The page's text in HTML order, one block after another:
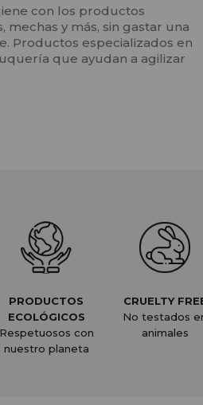
con los productos
mechas y más, sin gastar una
Productos especializados en
que ayudan a agilizar
PRODUCTOS
ECOLÓGICOS
Respetuosos con
nuestro planeta
CRUELTY
No testados
animales